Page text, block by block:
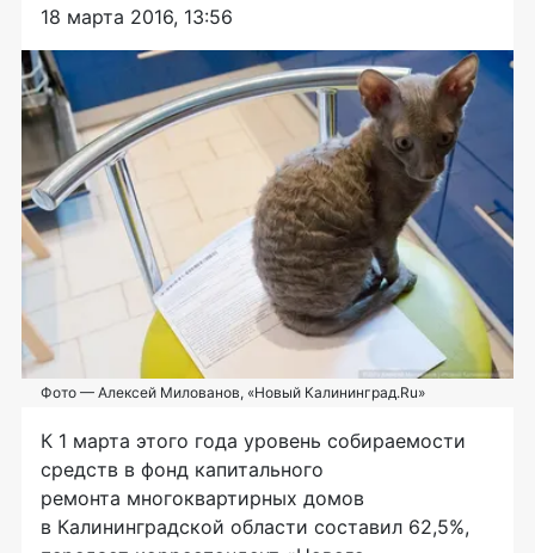
18 марта 2016, 13:56
Фото — Алексей Милованов, «Новый Калининград.Ru»
К 1 марта этого года уровень собираемости
средств в фонд капитального
ремонта многоквартирных домов
в Калининградской области составил 62,5%,